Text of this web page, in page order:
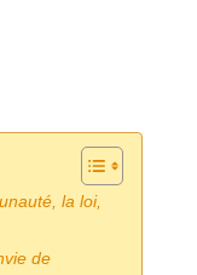
la loi,
de